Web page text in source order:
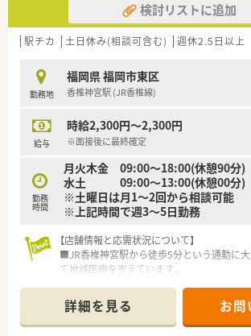
検討リストに追加
駅チカ 土日休み(相談可含む) 週休2.5日以上
勤務地
福岡県 福岡市東区
香椎神宮駅 (JR香椎線)
給与
時給2,300円～2,300円
※面接後に最終確定
勤務
時間
月火木金 09:00～18:00(休憩90分)
水土 09:00～13:00(休憩00分)
※土曜日は月1～2回から相談可能
※上記時間で週3～5日勤務
【店舗情報と応需状況について】
■JR香椎神宮駅から徒歩5分という通勤に
て地域医療を支えています。
から50枚ほど応需しています。
■基本は2名体制を維持して業務を行います
名体制になる場合もございます。
詳細を見る お問